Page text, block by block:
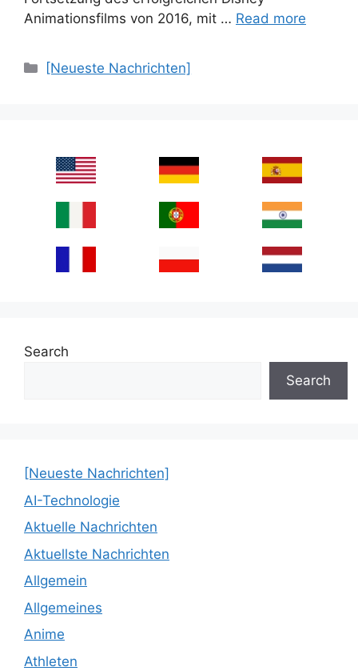
Animationsfilms von 2016, mit … Read more
Categories
[Neueste Nachrichten]
Search
Search
[Neueste Nachrichten]
AI-Technologie
Aktuelle Nachrichten
Aktuellste Nachrichten
Allgemein
Allgemeines
Anime
Athleten